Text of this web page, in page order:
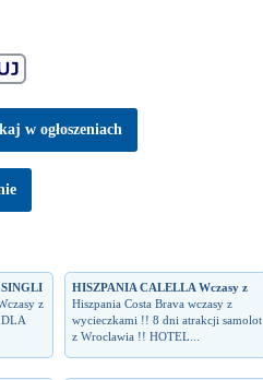
w ogłoszeniach
z
HISZPANIA CALELLA Wczasy z
Hiszpania Costa Brava wczasy z
wycieczkami !! 8 dni atrakcji samolot
z Wroclawia !! HOTEL...